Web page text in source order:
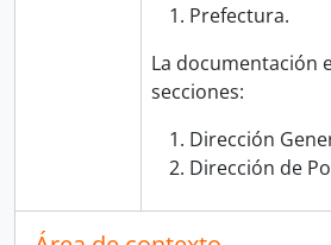
Prefectura.
La documentación
secciones:
Dirección
Dirección de